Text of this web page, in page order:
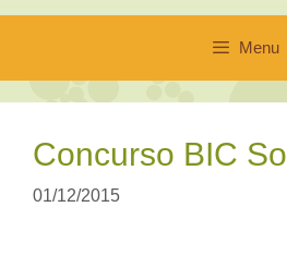
Menu
Concurso BIC
01/12/2015